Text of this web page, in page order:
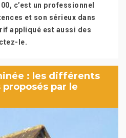
c’est un professionnel
et son sérieux dans
appliqué est aussi des
le.
: les différents
par le